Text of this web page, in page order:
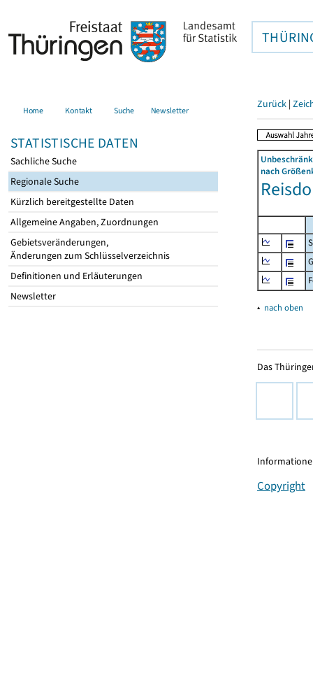
Home Kontakt Suche Newsletter
STATISTISCHE DATEN
Sachliche Suche
Regionale Suche
Kürzlich bereitgestellte Daten
Allgemeine Angaben, Zuordnungen
Gebietsveränderungen,
Änderungen zum Schlüsselverzeichnis
Definitionen und Erläuterungen
Newsletter
Zurück |
nach
▴ nach oben
Das
Copyright